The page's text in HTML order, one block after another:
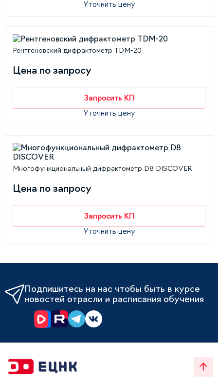
Уточнить цену
Рентгеновский дифрактометр TDM-20
Цена по запросу
Запросить КП
Уточнить цену
Многофункциональный дифрактометр D8 DISCOVER
Цена по запросу
Запросить КП
Уточнить цену
Подпишитесь на нас чтобы быть в курсе
новостей отрасли и расписания обучения